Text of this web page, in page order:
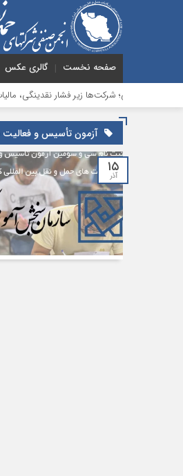
صفحه نخست گالری عکس
شرکت‌ها زیر فشار نقدینگی، مالیات و افت
آزمون تأسيس و فعاليت
۱۵
آذر